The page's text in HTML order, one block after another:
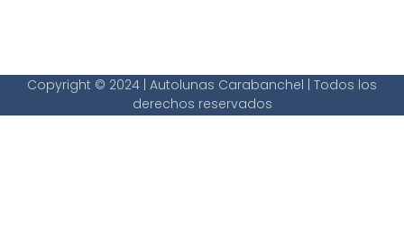
Copyright © 2024 | Autolunas Carabanchel | Todos los
derechos reservados